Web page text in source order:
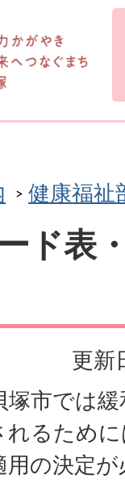
健康福祉
ド表
更新
市では
れるため
の決定